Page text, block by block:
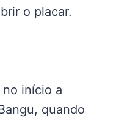
o placar.
início a
quando